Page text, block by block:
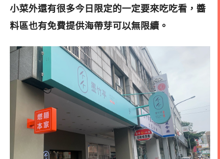
小菜外還有很多今日限定的一定要來吃吃看 ，醬
料區也有免費提供海帶芽可以無限續 。